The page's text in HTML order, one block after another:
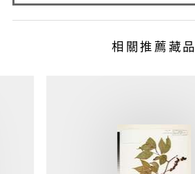
相關推薦藏品